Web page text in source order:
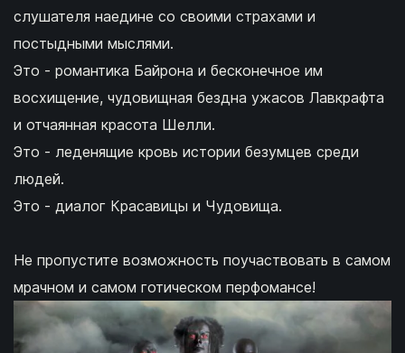
слушателя наедине со своими страхами и
постыдными мыслями.
Это - романтика Байрона и бесконечное им
восхищение, чудовищная бездна ужасов Лавкрафта
и отчаянная красота Шелли.
Это - леденящие кровь истории безумцев среди
людей.
Это - диалог Красавицы и Чудовища.
Не пропустите возможность поучаствовать в самом
мрачном и самом готическом перфомансе!